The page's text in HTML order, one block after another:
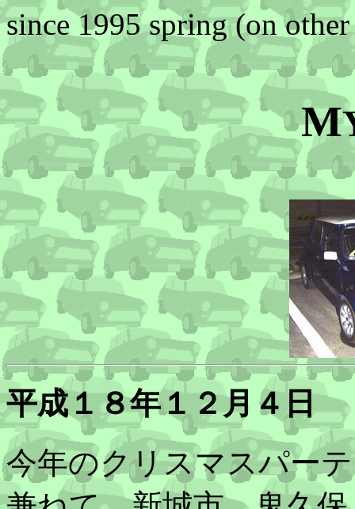
since 1995 spring (on
M
平成１８年１２月４日
今年のクリスマスパー